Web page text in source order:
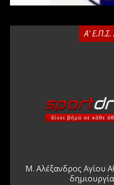
Α' Ε.Π.Σ.
Μ. Αλέξανδρος Αγίου